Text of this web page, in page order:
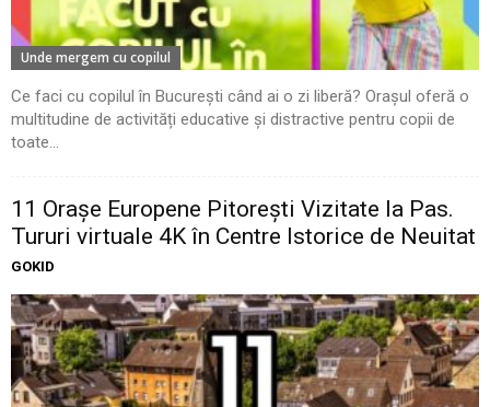
Unde mergem cu copilul
Ce faci cu copilul în București când ai o zi liberă? Orașul oferă o
multitudine de activități educative și distractive pentru copii de
toate...
11 Oraşe Europene Pitoreşti Vizitate la Pas.
Tururi virtuale 4K în Centre Istorice de Neuitat
GOKID